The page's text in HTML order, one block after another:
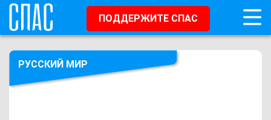
ПОДДЕРЖИТЕ СПАС
РУССКИЙ МИР